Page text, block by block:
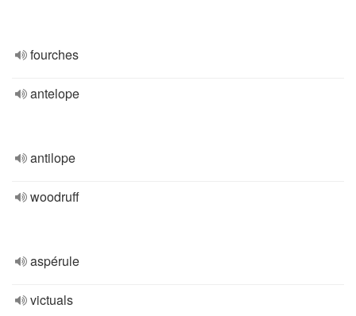
fourches
antelope
antilope
woodruff
aspérule
victuals